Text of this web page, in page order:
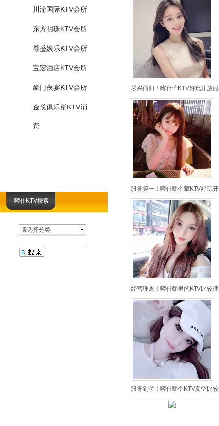
喀什KTV搜索
请选择分类
川渝国际KTV会所
东方明珠KTV会所
尊盛娱乐KTV会所
宝宏酒店KTV会所
豪门夜宴KTV会所
金悦俱乐部KTV消
费
尽兴而归！喀什荤KTV好玩开放
服务第一！喀什哪个荤KTV好玩
经营理念！喀什哪里的KTV比较
服务到位！喀什哪个KTV真空比